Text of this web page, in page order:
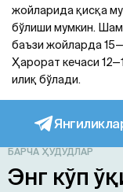
жойларида қисқа
бўлиши мумкин.
баъзи жойларда
Ҳарорат кечаси
илиқ бўлади.
БАРЧА ҲУДУДЛАР
Энг кўп